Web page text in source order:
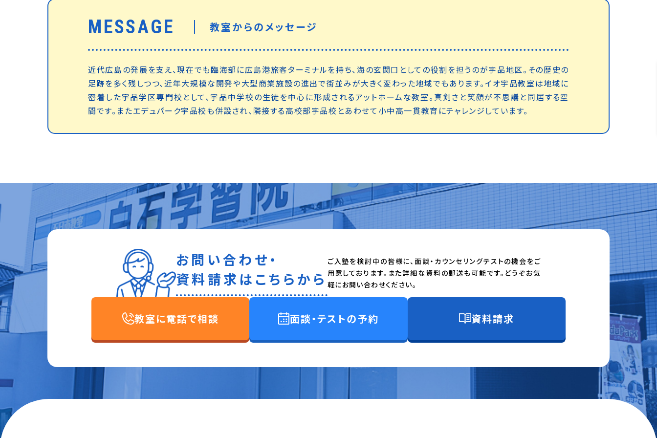
MESSAGE 教室からのメッセージ
近代広島の発展を支え、現在でも臨海部に広島港旅客ターミナルを持ち、海の玄関口としての役割を担うのが宇品地区。その歴史の
足跡を多く残しつつ、近年大規模な開発や大型商業施設の進出で街並みが大きく変わった地域でもあります。イオ宇品教室は地域に
密着した宇品学区専門校として、宇品中学校の生徒を中心に形成されるアットホームな教室。真剣さと笑顔が不思議と同居する空
間です。またエデュパーク宇品校も併設され、隣接する高校部宇品校とあわせて小中高一貫教育にチャレンジしています。
お問い合わせ・
資料請求はこちらから
ご入塾を検討中の皆様に、面談・カウンセリングテストの機会をご
用意しております。また詳細な資料の郵送も可能です。どうぞお気
軽にお問い合わせください。
教室に電話で相談 面談・テストの予約 資料請求